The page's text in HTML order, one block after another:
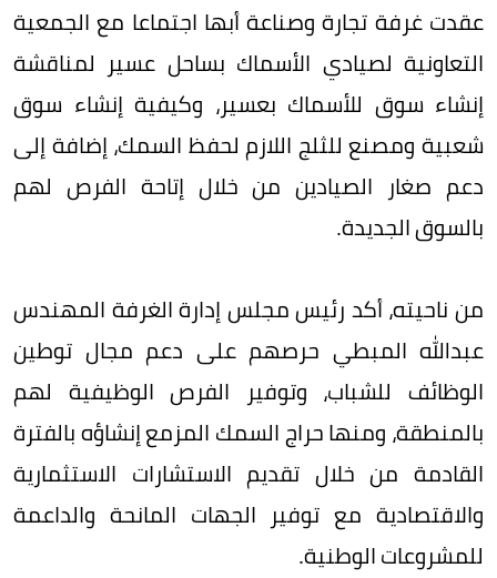
عقدت غرفة تجارة وصناعة أبها اجتماعا مع الجمعية
التعاونية لصيادي الأسماك بساحل عسير لمناقشة
إنشاء سوق للأسماك بعسير، وكيفية إنشاء سوق
شعبية ومصنع للثلج اللازم لحفظ السمك، إضافة إلى
دعم صغار الصيادين من خلال إتاحة الفرص لهم
بالسوق الجديدة.
من ناحيته، أكد رئيس مجلس إدارة الغرفة المهندس
عبدالله المبطي حرصهم على دعم مجال توطين
الوظائف للشباب، وتوفير الفرص الوظيفية لهم
بالمنطقة، ومنها حراج السمك المزمع إنشاؤه بالفترة
القادمة من خلال تقديم الاستشارات الاستثمارية
والاقتصادية مع توفير الجهات المانحة والداعمة
للمشروعات الوطنية.